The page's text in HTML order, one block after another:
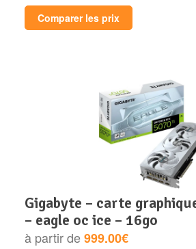
Comparer les prix
gigabyte – carte graphique – rtx 5070ti
– eagle oc ice – 16go
à partir de999.00€